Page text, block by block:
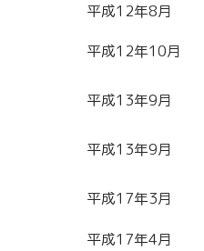
平成12年8月
平成12年10月
平成13年9月
平成13年9月
平成17年3月
平成17年4月